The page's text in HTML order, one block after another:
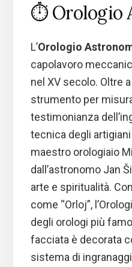
⏱️ Orologio
L’Orologio
capolavoro
nel XV secolo. Oltre
strumento per
testimonianza
tecnica degli artigiani
maestro orologiaio
dall’astronomo Jan
arte e spiritualità.
come “Orloj”,
degli orologi più
facciata è decorata
sistema di